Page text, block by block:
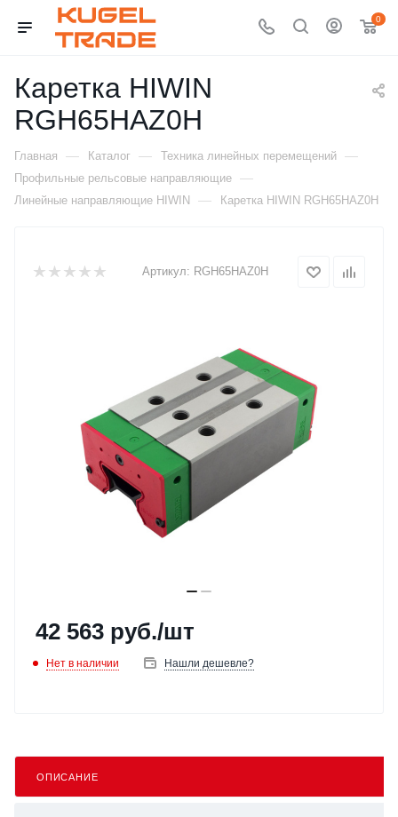
0
Каретка HIWIN
RGH65HAZ0H
Главная — Каталог — Техника линейных перемещений —
Профильные рельсовые направляющие —
Линейные направляющие HIWIN — Каретка HIWIN RGH65HAZ0H
Артикул: RGH65HAZ0H
42 563 руб./шт
Нет в наличии Нашли дешевле?
ОПИСАНИЕ